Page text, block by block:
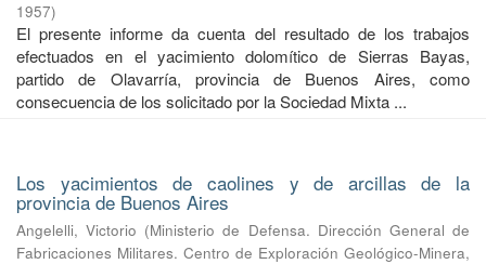
1957)
El presente informe da cuenta del resultado de los trabajos
efectuados en el yacimiento dolomítico de Sierras Bayas,
partido de Olavarría, provincia de Buenos Aires, como
consecuencia de los solicitado por la Sociedad Mixta ...
Los yacimientos de caolines y de arcillas de la
provincia de Buenos Aires
Angelelli, Victorio (Ministerio de Defensa. Dirección General de
Fabricaciones Militares. Centro de Exploración Geológico-Minera,